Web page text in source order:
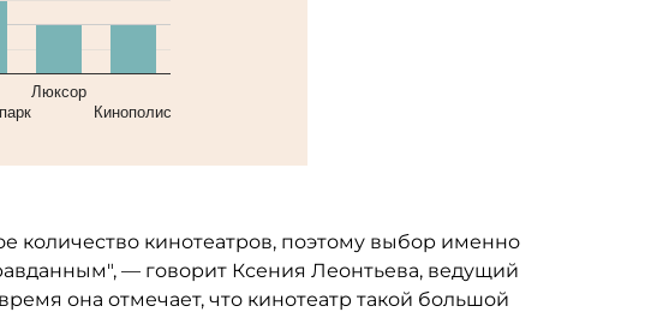
Люксор
Кинополис
количество кинотеатров, поэтому выбор именно
— говорит Ксения Леонтьева, ведущий
она отмечает, что кинотеатр такой большой